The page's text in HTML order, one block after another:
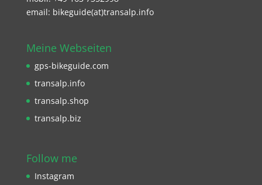
email: bikeguide(at)transalp.info
Meine Webseiten
gps-bikeguide.com
transalp.info
transalp.shop
transalp.biz
Follow me
Instagram